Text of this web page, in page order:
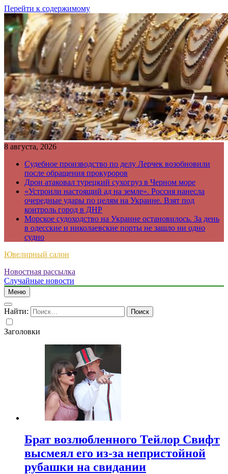
Перейти к содержимому
8 августа, 2026
Судебное производство по делу Лерчек возобновили
после обращения прокуроров
Дрон атаковал турецкий сухогруз в Черном море
«Устроили настоящий ад на земле». Россия нанесла
очередные удары по целям на Украине. Взят под
контроль город в ДНР
Морское судоходство на Украине остановилось. За день
в одесские и николаевские порты не зашло ни одно
судно
Ювелирный салон
Новостная рассылка
Случайные новости
Меню
Найти:
Заголовки
Брат возлюбленного Тейлор Свифт
высмеял его из-за непристойной
рубашки на свидании